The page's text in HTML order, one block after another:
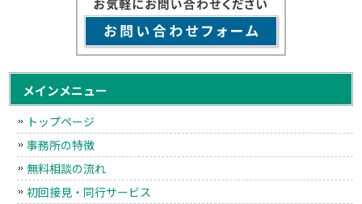
メインメニュー
トップページ
事務所の特徴
無料相談の流れ
初回接見・同行サービス